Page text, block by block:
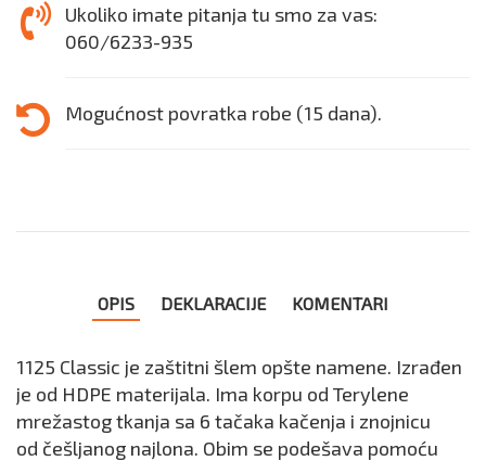
Ukoliko imate pitanja tu smo za vas:
060/6233-935
Mogućnost povratka robe (15 dana).
OPIS DEKLARACIJE KOMENTARI
1125 Classic je zaštitni šlem opšte namene. Izrađen
je od HDPE materijala. Ima korpu od Terylene
mrežastog tkanja sa 6 tačaka kačenja i znojnicu
od češljanog najlona. Obim se podešava pomoću